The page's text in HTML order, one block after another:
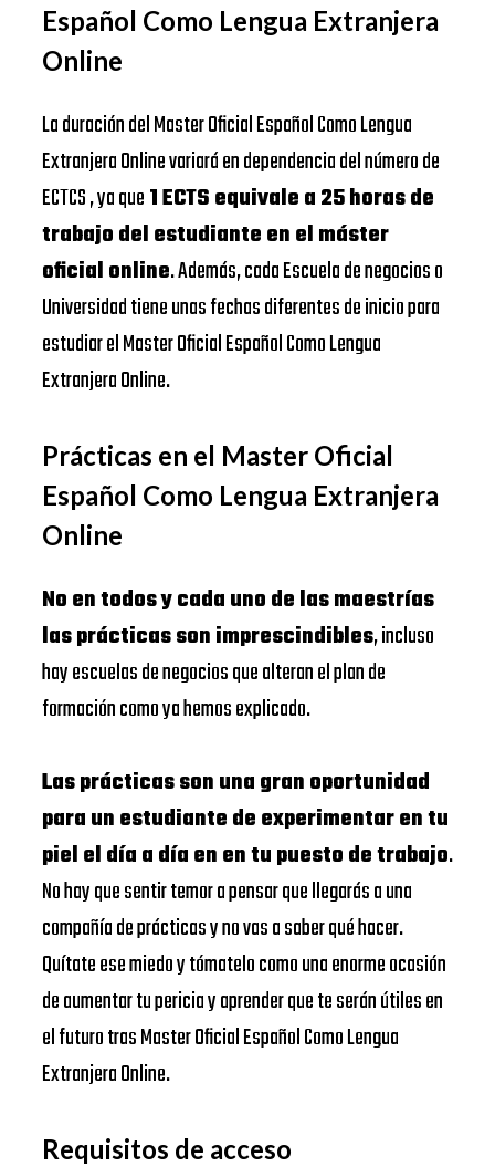
Español Como Lengua Extranjera
Online
La duración del Master Oficial Español Como Lengua
Extranjera Online variará en dependencia del número de
ECTCS , ya que1 ECTS equivale a 25 horas de
trabajo del estudiante en el máster
oficial online. Además, cada Escuela de negocios o
Universidad tiene unas fechas diferentes de inicio para
estudiar el Master Oficial Español Como Lengua
Extranjera Online.
Prácticas en el Master Oficial
Español Como Lengua Extranjera
Online
No en todos y cada uno de las maestrías
las prácticas son imprescindibles, incluso
hay escuelas de negocios que alteran el plan de
formación como ya hemos explicado.
Las prácticas son una gran oportunidad
para un estudiante de experimentar en tu
piel el día a día en en tu puesto de trabajo.
No hay que sentir temor a pensar que llegarás a una
compañía de prácticas y no vas a saber qué hacer.
Quítate ese miedo y tómatelo como una enorme ocasión
de aumentar tu pericia y aprender que te serán útiles en
el futuro tras Master Oficial Español Como Lengua
Extranjera Online.
Requisitos de acceso